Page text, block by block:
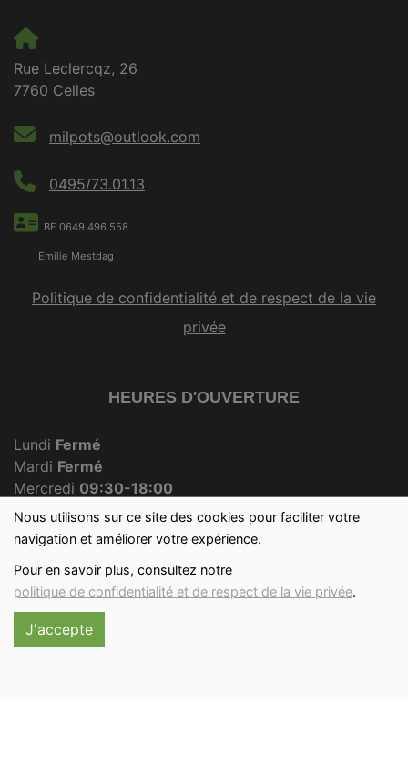
Nous utilisons sur ce site des cookies pour faciliter votre
navigation et améliorer votre expérience.
Pour en savoir plus, consultez notre
politique de confidentialité et de respect de la vie privée.
J'accepte
Rue Leclercqz, 26
7760 Celles
milpots@outlook.com
0495/73.01.13
BE 0649.496.558
Emilie Mestdag
Politique de confidentialité et de respect de la vie
privée
HEURES D'OUVERTURE
Lundi Fermé
Mardi Fermé
Mercredi 09:30-18:00
JeudiFermé
Vendredi 09:30-18:00
Dimanche09:30-12:00